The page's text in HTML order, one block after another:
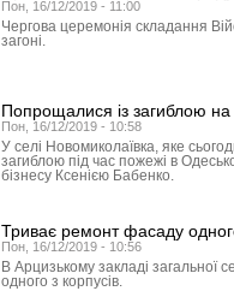
Пон, 16/12/2019 - 11:00
Чергова церемонія складання
загоні.
Попрощалися із загиблою
Пон, 16/12/2019 - 10:58
У селі Новомиколаївка, яке
загиблою під час пожежі в
бізнесу Ксенією Бабенко.
Триває ремонт фасаду
Пон, 16/12/2019 - 10:56
В Арцизькому закладі загальної
одного з корпусів.